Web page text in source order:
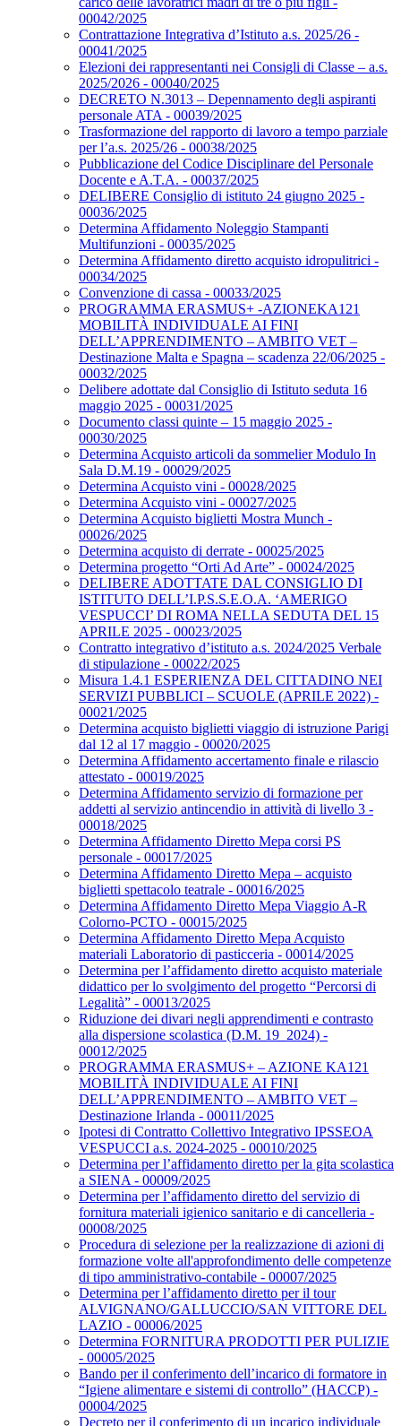
00042/2025
Contrattazione Integrativa d’Istituto a.s. 2025/26 -
00041/2025
Elezioni dei rappresentanti nei Consigli di Classe – a.s.
2025/2026 - 00040/2025
DECRETO N.3013 – Depennamento degli aspiranti
personale ATA - 00039/2025
Trasformazione del rapporto di lavoro a tempo parziale
per l’a.s. 2025/26 - 00038/2025
Pubblicazione del Codice Disciplinare del Personale
Docente e A.T.A. - 00037/2025
DELIBERE Consiglio di istituto 24 giugno 2025 -
00036/2025
Determina Affidamento Noleggio Stampanti
Multifunzioni - 00035/2025
Determina Affidamento diretto acquisto idropulitrici -
00034/2025
Convenzione di cassa - 00033/2025
PROGRAMMA ERASMUS+ -AZIONEKA121
MOBILITÀ INDIVIDUALE AI FINI
DELL’APPRENDIMENTO – AMBITO VET –
Destinazione Malta e Spagna – scadenza 22/06/2025 -
00032/2025
Delibere adottate dal Consiglio di Istituto seduta 16
maggio 2025 - 00031/2025
Documento classi quinte – 15 maggio 2025 -
00030/2025
Determina Acquisto articoli da sommelier Modulo In
Sala D.M.19 - 00029/2025
Determina Acquisto vini - 00028/2025
Determina Acquisto vini - 00027/2025
Determina Acquisto biglietti Mostra Munch -
00026/2025
Determina acquisto di derrate - 00025/2025
Determina progetto “Orti Ad Arte” - 00024/2025
DELIBERE ADOTTATE DAL CONSIGLIO DI
ISTITUTO DELL’I.P.S.S.E.O.A. ‘AMERIGO
VESPUCCI’ DI ROMA NELLA SEDUTA DEL 15
APRILE 2025 - 00023/2025
Contratto integrativo d’istituto a.s. 2024/2025 Verbale
di stipulazione - 00022/2025
Misura 1.4.1 ESPERIENZA DEL CITTADINO NEI
SERVIZI PUBBLICI – SCUOLE (APRILE 2022) -
00021/2025
Determina acquisto biglietti viaggio di istruzione Parigi
dal 12 al 17 maggio - 00020/2025
Determina Affidamento accertamento finale e rilascio
attestato - 00019/2025
Determina Affidamento servizio di formazione per
addetti al servizio antincendio in attività di livello 3 -
00018/2025
Determina Affidamento Diretto Mepa corsi PS
personale - 00017/2025
Determina Affidamento Diretto Mepa – acquisto
biglietti spettacolo teatrale - 00016/2025
Determina Affidamento Diretto Mepa Viaggio A-R
Colorno-PCTO - 00015/2025
Determina Affidamento Diretto Mepa Acquisto
materiali Laboratorio di pasticceria - 00014/2025
Determina per l’affidamento diretto acquisto materiale
didattico per lo svolgimento del progetto “Percorsi di
Legalità” - 00013/2025
Riduzione dei divari negli apprendimenti e contrasto
alla dispersione scolastica (D.M. 19_2024) -
00012/2025
PROGRAMMA ERASMUS+ – AZIONE KA121
MOBILITÀ INDIVIDUALE AI FINI
DELL’APPRENDIMENTO – AMBITO VET –
Destinazione Irlanda - 00011/2025
Ipotesi di Contratto Collettivo Integrativo IPSSEOA
VESPUCCI a.s. 2024-2025 - 00010/2025
Determina per l’affidamento diretto per la gita scolastica
a SIENA - 00009/2025
Determina per l’affidamento diretto del servizio di
fornitura materiali igienico sanitario e di cancelleria -
00008/2025
Procedura di selezione per la realizzazione di azioni di
formazione volte all'approfondimento delle competenze
di tipo amministrativo-contabile - 00007/2025
Determina per l’affidamento diretto per il tour
ALVIGNANO/GALLUCCIO/SAN VITTORE DEL
LAZIO - 00006/2025
Determina FORNITURA PRODOTTI PER PULIZIE
- 00005/2025
Bando per il conferimento dell’incarico di formatore in
“Igiene alimentare e sistemi di controllo” (HACCP) -
00004/2025
Decreto per il conferimento di un incarico individuale